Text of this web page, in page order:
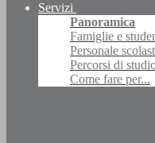
Servizi
Panoramica
Famiglie e
Personale
Percorsi di
Come fare per...